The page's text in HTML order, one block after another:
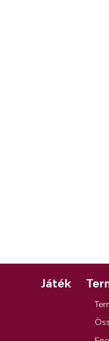
Játék